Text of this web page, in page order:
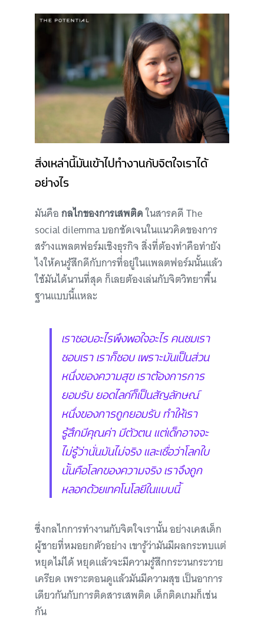
สิ่งเหล่านี้มันเข้าไปทำงานกับจิตใจเราได้
อย่างไร
มันคือกลไกของการเสพติดในสารคดี The
social dilemma บอกชัดเจนในแนวคิดของการ
สร้างแพลตฟอร์มเชิงธุรกิจ สิ่งที่ต้องทำคือทำยัง
ไงให้คนรู้สึกดีกับการที่อยู่ในแพลตฟอร์มนั้นแล้ว
ใช้มันได้นานที่สุด ก็เลยต้องเล่นกับจิตวิทยาพื้น
ฐานแบบนี้แหละ
เราชอบอะไรพึงพอใจอะไร คนชมเรา
ชอบเรา เราก็ชอบ เพราะมันเป็นส่วน
หนึ่งของความสุข เราต้องการการ
ยอมรับ ยอดไลก์ก็เป็นสัญลักษณ์
หนึ่งของการถูกยอมรับ ทำให้เรา
รู้สึกมีคุณค่า มีตัวตน แต่เด็กอาจจะ
ไม่รู้ว่านั่นมันไม่จริง และเชื่อว่าโลกใบ
นั้นคือโลกของความจริง เราจึงถูก
หลอกด้วยเทคโนโลยีในแบบนี้
ซึ่งกลไกการทำงานกับจิตใจเรานั้น อย่างเคสเด็ก
ผู้ชายที่หมอยกตัวอย่าง เขารู้ว่ามันมีผลกระทบแต่
หยุดไม่ได้ หยุดแล้วจะมีความรู้สึกกระวนกระวาย
เครียด เพราะตอนดูแล้วมันมีความสุข เป็นอาการ
เดียวกันกับการติดสารเสพติด เด็กติดเกมก็เช่น
กัน